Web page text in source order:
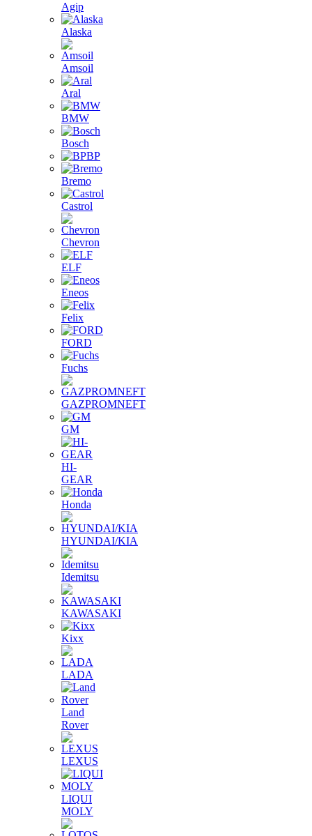
Agip
Alaska
Amsoil
Aral
BMW
Bosch
BP
Bremo
Castrol
Chevron
ELF
Eneos
Felix
FORD
Fuchs
GAZPROMNEFT
GM
HI-
GEAR
Honda
HYUNDAI/KIA
Idemitsu
KAWASAKI
Kixx
LADA
Land
Rover
LEXUS
LIQUI
MOLY